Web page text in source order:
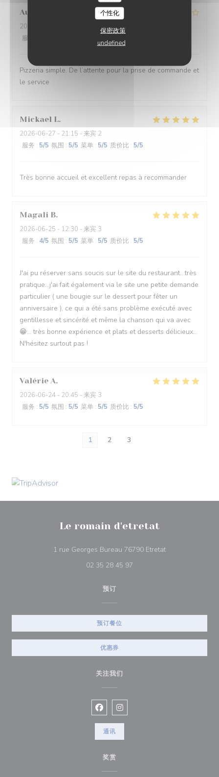
个性化
保密政策
undefined
Aurélien
2026-06-27
- 19:15 - 来宾 3
服务
/5 质价比
Pizzeria simple. De l’attente pour la prise de commande et
le service
Mickael L
2026-06-27 - 21:15 - 来宾 2
服务 : 5/5 氛围 : 5/5 菜单 : 5/5 质价比 : 5/5
Très bonne accueil et excellent repas à recommander
Magali B
2026-06-25 - 12:30 - 来宾 3
服务 : 4/5 氛围 : 5/5 菜单 : 5/5 质价比 : 5/5
J'ai pu réserver sans soucis sur le site du restaurant.. très
pratique...j'ai fait également via le site une petite demande
particulier ( une bougie sur le dessert pour fêter un
anniversaire ), ce qui a été sans problème exécuté avec
gentillesse et sincérité et même la chanson qui va avec
😁... très bonne expérience et plats et desserts délicieux...
N'hésitez surtout pas !
Valérie A
2026-06-24 - 20:45 - 来宾 3
服务 : 5/5 氛围 : 5/5 菜单 : 5/5 质价比 : 5/5
1 2 3
Le romain d'etretat
1 rue Georges Bureau 76790 Etretat((在新窗口中打开
02 35 28 45 97
预订
预订餐位
优惠券
关注我们
Facebook ((在新窗口中打开))
Instagram ((在新窗口中打开))
通讯
奖赏